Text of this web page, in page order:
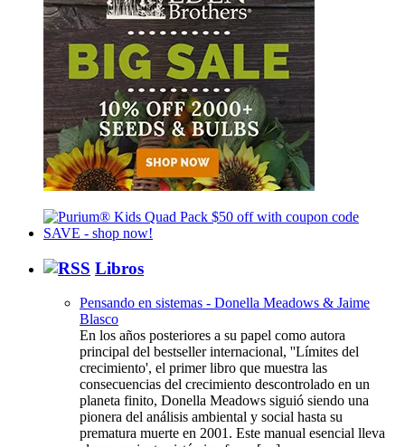
Libros
Pensando en sistemas - Donella Meadows & Jaime
Blasco
En los años posteriores a su papel como autora
principal del bestseller internacional, ''Límites del
crecimiento', el primer libro que muestra las
consecuencias del crecimiento descontrolado en un
planeta finito, Donella Meadows siguió siendo una
pionera del análisis ambiental y social hasta su
prematura muerte en 2001. Este manual esencial lleva